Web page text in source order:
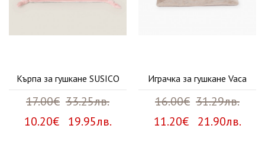
Кърпа за гушкане SUSICO
17.00€ 33.25лв.
10.20€ 19.95лв.
Играчка за гушкане Vaca
16.00€ 31.29лв.
11.20€ 21.90лв.